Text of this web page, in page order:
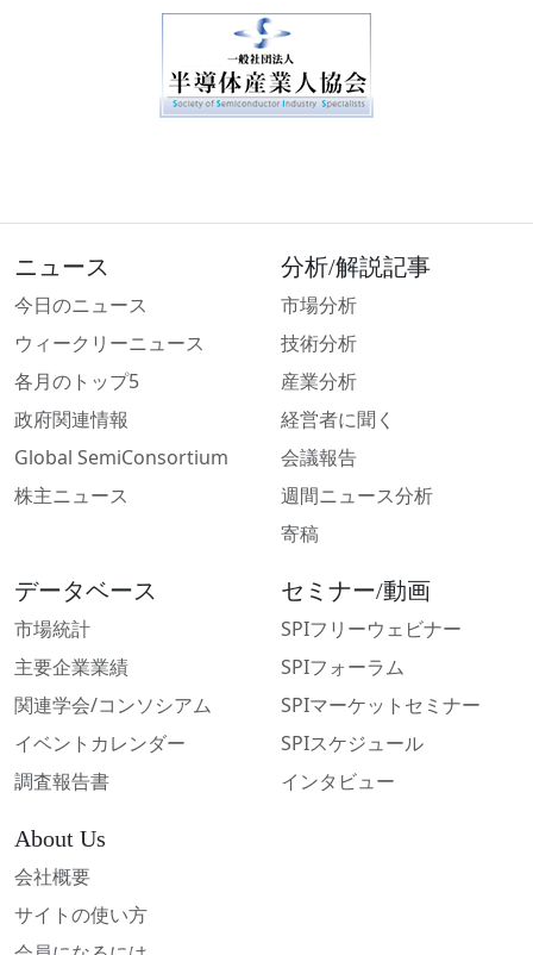
ニュース
今日のニュース
ウィークリーニュース
各月のトップ5
政府関連情報
Global SemiConsortium
株主ニュース
分析/解説記事
市場分析
技術分析
産業分析
経営者に聞く
会議報告
週間ニュース分析
寄稿
データベース
市場統計
主要企業業績
関連学会/コンソシアム
イベントカレンダー
調査報告書
セミナー/動画
SPIフリーウェビナー
SPIフォーラム
SPIマーケットセミナー
SPIスケジュール
インタビュー
About Us
会社概要
サイトの使い方